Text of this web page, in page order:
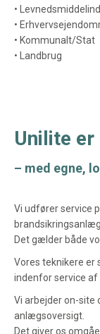
•
•
• Kommunalt/Stat
• Landbrug
Unilite
– med egne,
Vi udfører service
brandsikringsanlæg.
Det gælder både
Vores teknikere er
indenfor service af
Vi arbejder on-site
anlægsoversigt.
Det giver os